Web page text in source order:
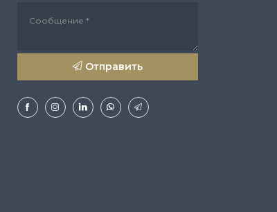
Сообщение *
Отправить